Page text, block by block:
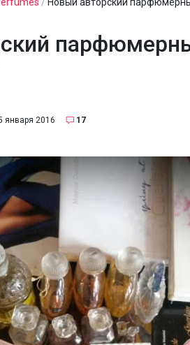
января 2016 17